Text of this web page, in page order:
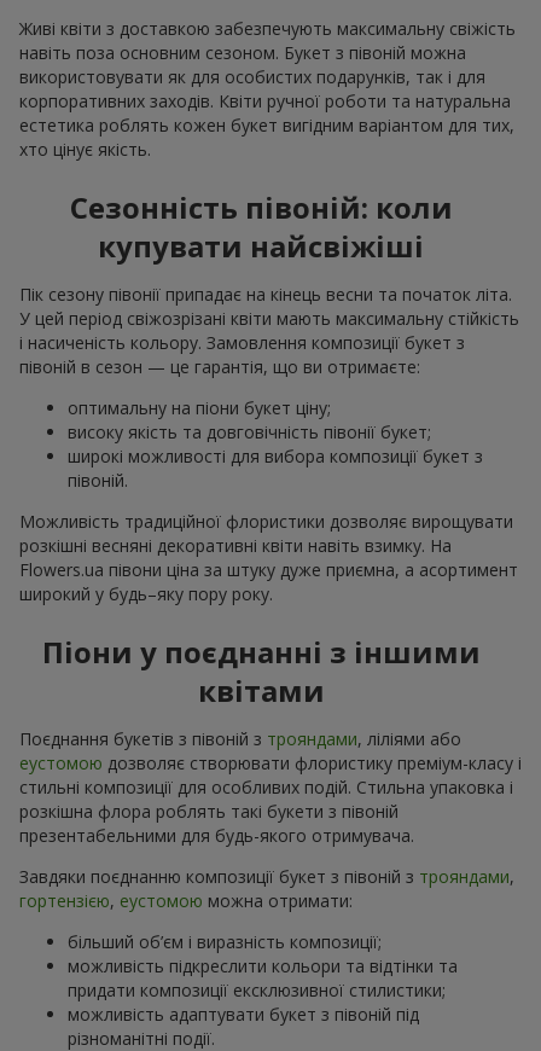
Живі квіти з доставкою забезпечують максимальну свіжість
навіть поза основним сезоном. Букет з півоній можна
використовувати як для особистих подарунків, так і для
корпоративних заходів. Квіти ручної роботи та натуральна
естетика роблять кожен букет вигідним варіантом для тих,
хто цінує якість.
Сезонність півоній: коли
купувати найсвіжіші
Пік сезону півонії припадає на кінець весни та початок літа.
У цей період свіжозрізані квіти мають максимальну стійкість
і насиченість кольору. Замовлення композиції букет з
півоній в сезон — це гарантія, що ви отримаєте:
оптимальну на піони букет ціну;
високу якість та довговічність півонії букет;
широкі можливості для вибора композиції букет з
півоній.
Можливість традиційної флористики дозволяє вирощувати
розкішні весняні декоративні квіти навіть взимку. На
Flowers.ua півони ціна за штуку дуже приємна, а асортимент
широкий у будь–яку пору року.
Піони у поєднанні з іншими
квітами
Поєднання букетів з півоній з трояндами, ліліями або
еустомою дозволяє створювати флористику преміум-класу і
стильні композиції для особливих подій. Стильна упаковка і
розкішна флора роблять такі букети з півоній
презентабельними для будь-якого отримувача.
Завдяки поєднанню композиції букет з півоній з трояндами,
гортензією, еустомою можна отримати:
більший об’єм і виразність композиції;
можливість підкреслити кольори та відтінки та
придати композиції ексклюзивної стилистики;
можливість адаптувати букет з півоній під
різноманітні події.